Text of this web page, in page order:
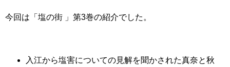
今回は「塩の街 」第3巻の紹介でした。
入江から塩害についての見解を聞かされた真奈と秋